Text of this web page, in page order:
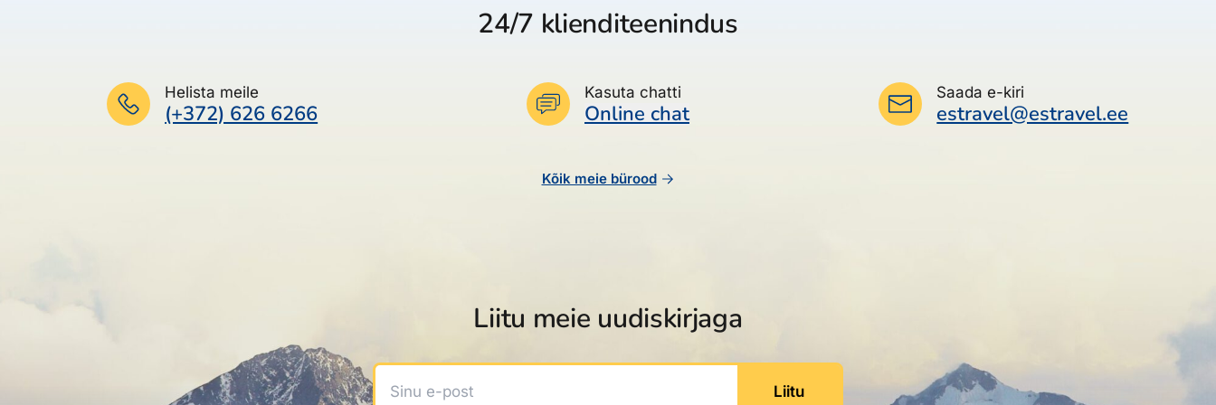
24/7 klienditeenindus
Helista meile
(+372) 626 6266
Kasuta chatti
Online chat
Saada e-kiri
estravel@estravel.ee
Kõik meie bürood
Liitu meie uudiskirjaga
Sinu e-post
Liitu